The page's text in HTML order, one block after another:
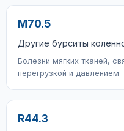
M70.5
Другие бурситы
Болезни мягких тканей,
перегрузкой и давлением
R44.3